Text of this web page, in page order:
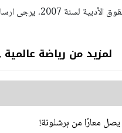
استعمال المضامين بموجب بند 27 أ لقانون الحقوق الأدبية لسنة
لمزيد من رياضة عالمية ٫ رياضة محلية اضغط هنا
معارًا من برشلونة!